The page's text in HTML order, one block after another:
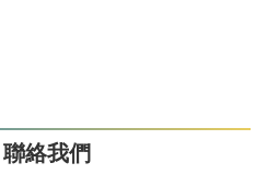
聯絡我們